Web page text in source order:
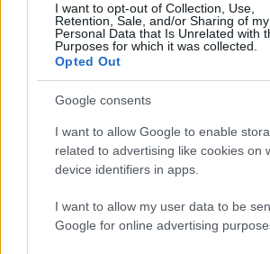
I want to opt-out of Collection, Use,
Retention, Sale, and/or Sharing of my
Personal Data that Is Unrelated with
Purposes for which it was collected.
Opted Out
Google consents
I want to allow Google to enable
related to advertising like cookies on
device identifiers in apps.
I want to allow my user data to be
Google for online advertising
Kapcsolódó hírek
DAVID DE GEA